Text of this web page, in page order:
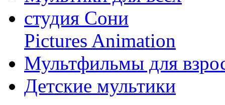
студия Сони
Pictures Animation
Мультфильмы для
Детские мультики